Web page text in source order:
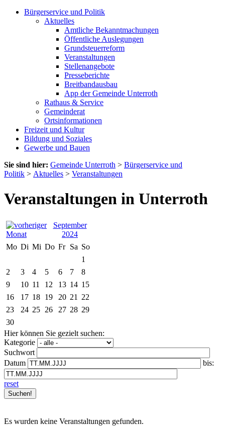
Bürgerservice und Politik
Aktuelles
Amtliche Bekanntmachungen
Öffentliche Auslegungen
Grundsteuerreform
Veranstaltungen
Stellenangebote
Presseberichte
Breitbandausbau
App der Gemeinde Unterroth
Rathaus & Service
Gemeinderat
Ortsinformationen
Freizeit und Kultur
Bildung und Soziales
Gewerbe und Bauen
Sie sind hier: Gemeinde Unterroth > Bürgerservice und
Politik > Aktuelles > Veranstaltungen
Veranstaltungen in Unterroth
September
2024
Mo Di Mi Do Fr Sa So
1
2
3 4 5 6 7
8
9
10 11 12 13 14 15
16
17 18 19 20 21
22
23
24 25 26 27 28 29
30
Hier können Sie gezielt suchen:
Kategorie
Suchwort
Datum
bis:
reset
Es wurden keine Veranstaltungen gefunden.